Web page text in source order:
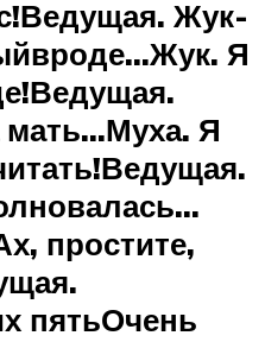
Жук-
Я
мать…Муха. Я
простите,
пятьОчень